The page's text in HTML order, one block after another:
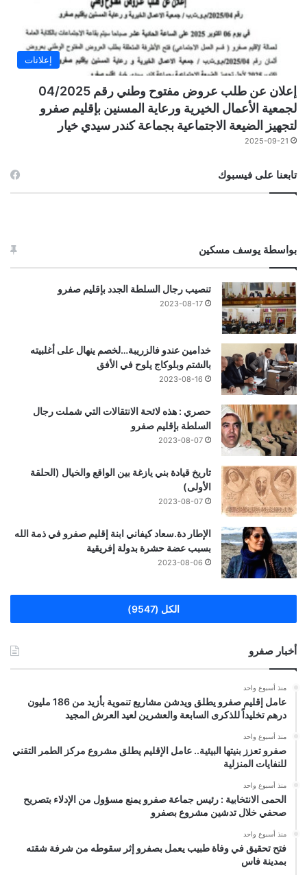
إعلانات
إعلان عن طلب عروض مفتوح وطني رقم 04/2025
لجمعية الأعمال الخيرية ورعاية المسنين بإقليم صفرو
لتجهيز الضيعة الاجتماعية بجماعة كندر سيدي خيار
2025-09-21
تابعنا على فيسبوك
بواسطة يوسف مسكين
تنصيب رجال السلطة الجدد بإقليم صفرو
2023-08-17
خدامين عندو فالزريبة…لخصم ينهال على أغلبيته
بالشتم وبلوكاج يلوح في الأفق
2023-08-16
حصري : هذه لائحة الانتقالات التي شملت رجال
السلطة بإقليم صفرو
2023-08-07
تاريخ قيادة بني يازغة بين الواقع والخيال (الحلقة
الأولى)
2023-08-07
الإطار دة.سعاد كيفاني ابنة إقليم صفرو في ذمة الله
بسبب عضة حشرة بدولة إفريقية
2023-08-06
الكل (9547)
أخبار صفرو
منذ أسبوع واحد
عامل إقليم صفرو يطلق ويدشن مشاريع تنموية بأزيد من 186 مليون
درهم تخليداً للذكرى السابعة والعشرين لعيد العرش المجيد
منذ أسبوع واحد
صفرو تعزز بنيتها البيئية.. عامل الإقليم يطلق مشروع مركز الطمر التقني
للنفايات المنزلية
منذ أسبوع واحد
الحمى الانتخابية : رئيس جماعة صفرو يمنع مسؤول من الإدلاء بتصريح
صحفي خلال تدشين مشروع بصفرو
منذ أسبوع واحد
فتح تحقيق في وفاة طبيب يعمل بصفرو إثر سقوطه من شرفة شقته
بمدينة فاس